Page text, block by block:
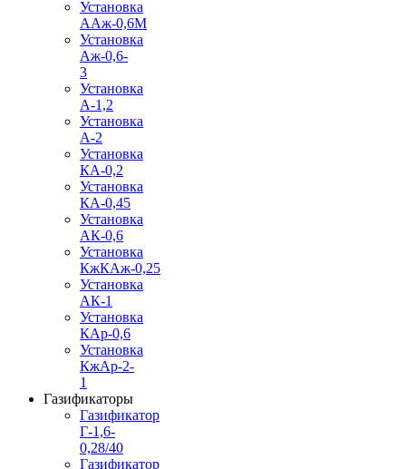
Установка
ААж-0,6М
Установка
Аж-0,6-
3
Установка
А-1,2
Установка
А-2
Установка
КА-0,2
Установка
КА-0,45
Установка
АК-0,6
Установка
КжКАж-0,25
Установка
АК-1
Установка
КАр-0,6
Установка
КжАр-2-
1
Газификаторы
Газификатор
Г-1,6-
0,28/40
Газификатор